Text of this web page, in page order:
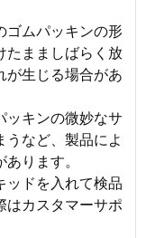
ゴムパッキンの形
たまましばらく放
が生じる場合があ
ッキンの微妙なサ
など、製品によ
ります。
ッドを入れて検品
はカスタマーサポ